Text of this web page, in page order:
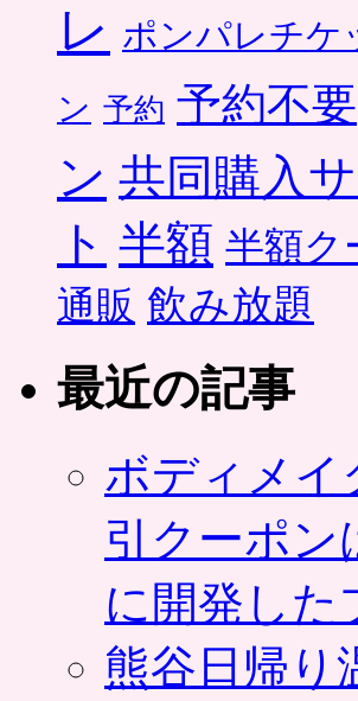
レ ポンパレチケ
ン 予約 予約不要
ン 共同購入
ト 半額 半額ク
通販 飲み放題
最近の記事
ボディメイ
引クーポン
に開発した
熊谷日帰り